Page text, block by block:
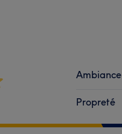
Ambiance
Propreté